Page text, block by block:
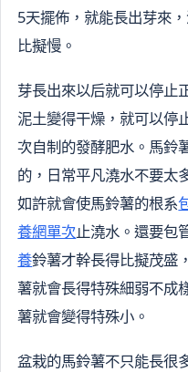
5天擺佈，就能長出芽來
比擬慢。
芽長出來以后就可以停止
泥土變得干燥，就可以停
次自制的發酵肥水。馬鈴
的，日常平凡澆水不要太
如許就會使馬鈴薯的根系
養網單次止澆水。還要包
養鈴薯才幹長得比擬茂盛
薯就會長得特殊細弱不成
薯就會變得特殊小。
盆栽的馬鈴薯不只能長很